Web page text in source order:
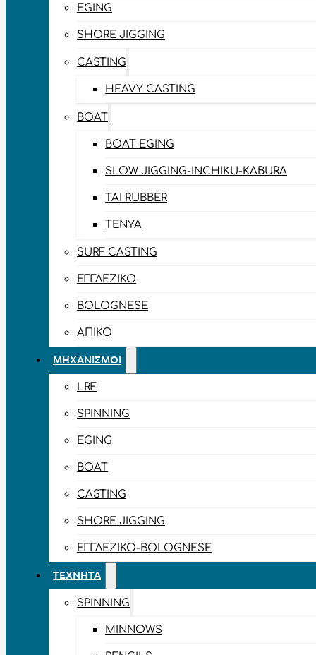
EGING
SHORE JIGGING
CASTING
HEAVY CASTING
BOAT
BOAT EGING
SLOW JIGGING-INCHIKU-KABURA
TAI RUBBER
TENYA
SURF CASTING
ΕΓΓΛΈΖΙΚΟ
BOLOGNESE
ΑΠΊΚΟ
ΜΗΧΑΝΙΣΜΟΊ
LRF
SPINNING
EGING
BOAT
CASTING
SHORE JIGGING
ΕΓΓΛΈΖΙΚΟ-BOLOGNESE
ΤΕΧΝΗΤΆ
SPINNING
MINNOWS